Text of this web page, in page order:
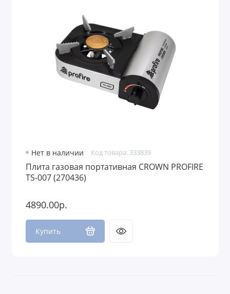
Нет в наличии Код товара: 333839
Плита газовая портативная CROWN PROFIRE
TS-007 (270436)
4890.00р.
Купить